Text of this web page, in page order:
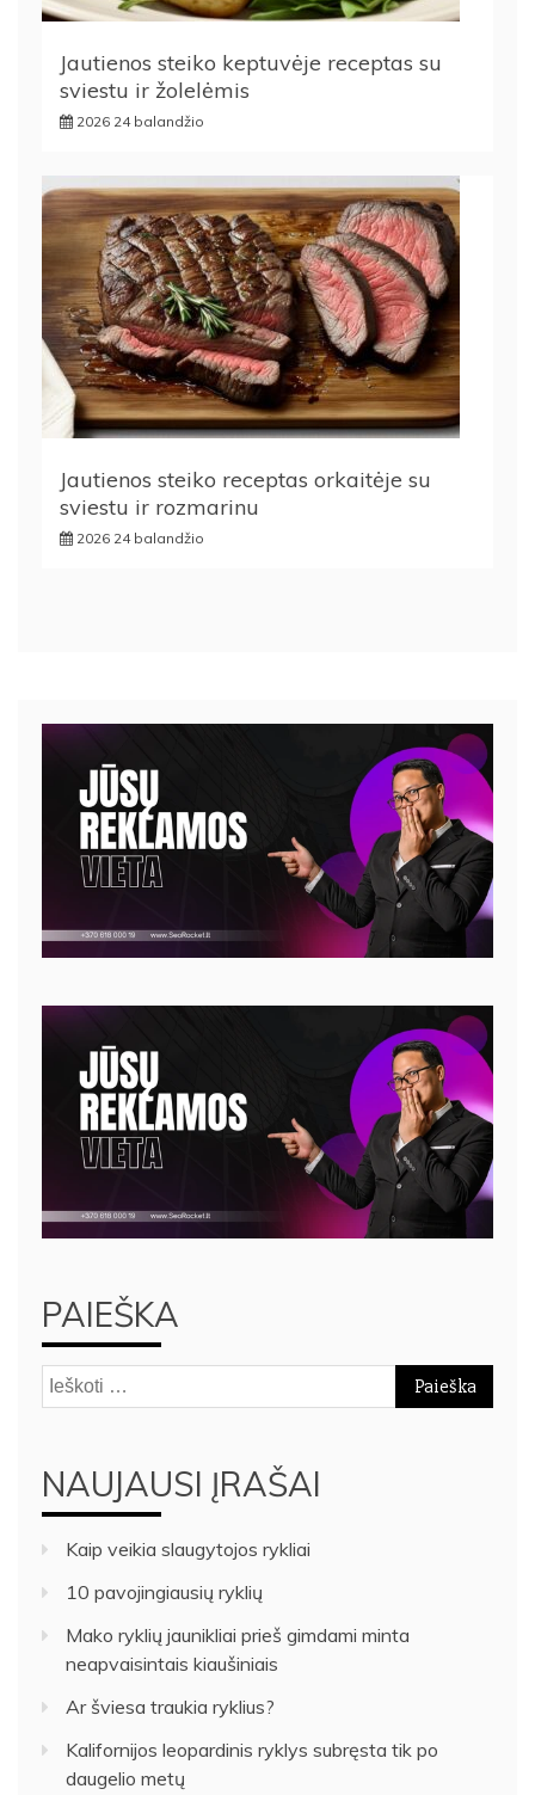
Jautienos steiko keptuvėje receptas su
sviestu ir žolelėmis
2026 24 balandžio
Jautienos steiko receptas orkaitėje su
sviestu ir rozmarinu
2026 24 balandžio
PAIEŠKA
Ieškoti:
NAUJAUSI ĮRAŠAI
Kaip veikia slaugytojos rykliai
10 pavojingiausių ryklių
Mako ryklių jaunikliai prieš gimdami minta
neapvaisintais kiaušiniais
Ar šviesa traukia ryklius?
Kalifornijos leopardinis ryklys subręsta tik po
daugelio metų